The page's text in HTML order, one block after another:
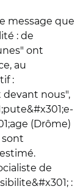
message que
: de
ont
au
:
nous",
(Drôme)
sont
de
: